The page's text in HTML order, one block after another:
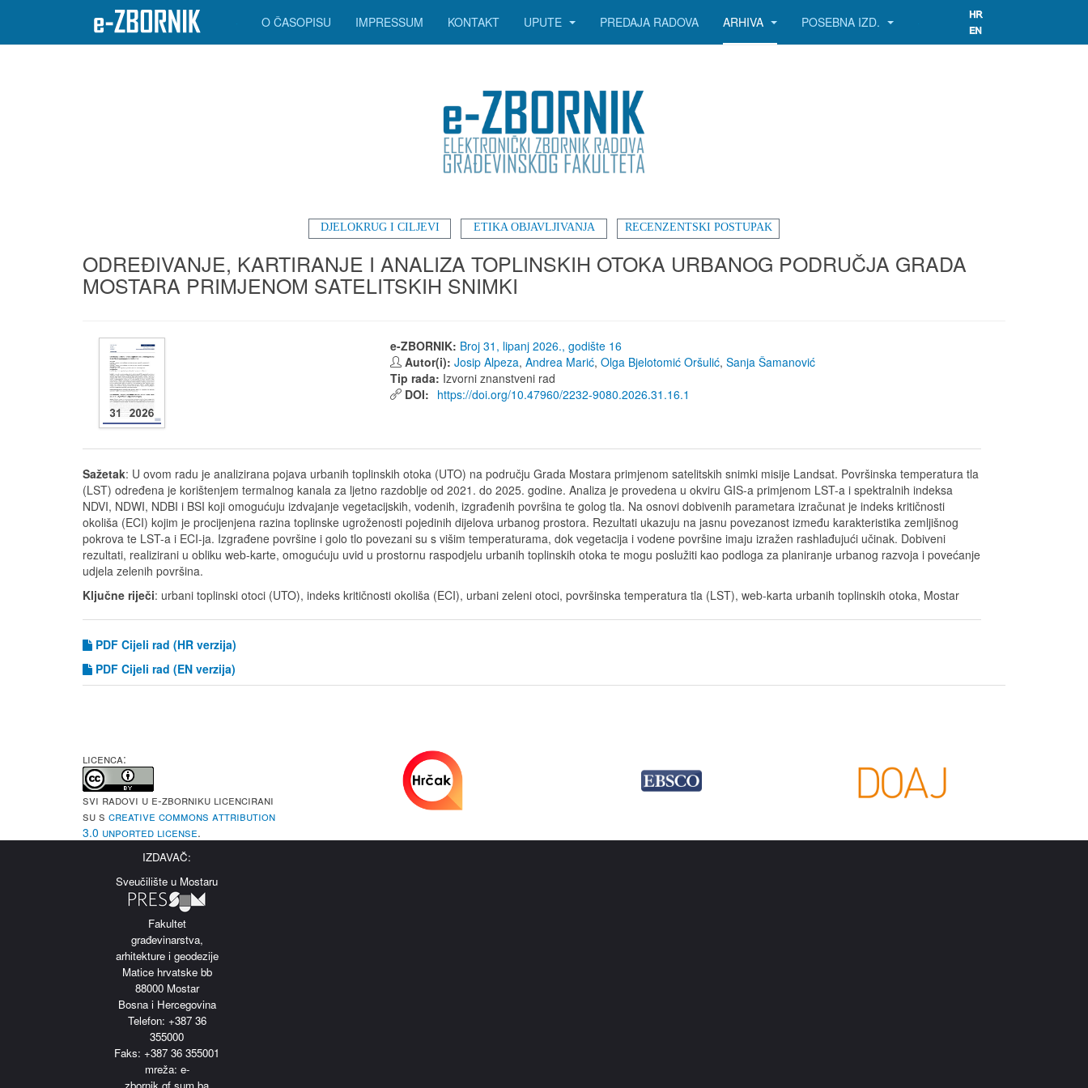
DJELOKRUG I CILJEVI ETIKA OBJAVLJIVANJA RECENZENTSKI POSTUPAK
O ČASOPISU IMPRESSUM KONTAKT UPUTE PREDAJA RADOVA ARHIVA POSEBNA IZD.
ODREĐIVANJE, KARTIRANJE I ANALIZA TOPLINSKIH OTOKA URBANOG PODRUČJA GRADA
MOSTARA PRIMJENOM SATELITSKIH SNIMKI
e-ZBORNIK: Broj 31, lipanj 2026., godište 16
Autor(i): Josip Alpeza, Andrea Marić, Olga Bjelotomić Oršulić, Sanja Šamanović
Tip rada: Izvorni znanstveni rad
DOI: https://doi.org/10.47960/2232-9080.2026.31.16.1
Sažetak: U ovom radu je analizirana pojava urbanih toplinskih otoka (UTO) na području Grada Mostara primjenom satelitskih snimki misije Landsat. Površinska temperatura tla
(LST) određena je korištenjem termalnog kanala za ljetno razdoblje od 2021. do 2025. godine. Analiza je provedena u okviru GIS-a primjenom LST-a i spektralnih indeksa
NDVI, NDWI, NDBI i BSI koji omogućuju izdvajanje vegetacijskih, vodenih, izgrađenih površina te golog tla. Na osnovi dobivenih parametara izračunat je indeks kritičnosti
okoliša (ECI) kojim je procijenjena razina toplinske ugroženosti pojedinih dijelova urbanog prostora. Rezultati ukazuju na jasnu povezanost između karakteristika zemljišnog
pokrova te LST-a i ECI-ja. Izgrađene površine i golo tlo povezani su s višim temperaturama, dok vegetacija i vodene površine imaju izražen rashlađujući učinak. Dobiveni
rezultati, realizirani u obliku web-karte, omogućuju uvid u prostornu raspodjelu urbanih toplinskih otoka te mogu poslužiti kao podloga za planiranje urbanog razvoja i povećanje
udjela zelenih površina.
Ključne riječi: urbani toplinski otoci (UTO), indeks kritičnosti okoliša (ECI), urbani zeleni otoci, površinska temperatura tla (LST), web-karta urbanih toplinskih otoka, Mostar
PDF Cijeli rad (HR verzija)
PDF Cijeli rad (EN verzija)
LICENCA:
Svi radovi u e-Zborniku licencirani
su s Creative Commons Attribution
3.0 Unported License.
IZDAVAČ:
Sveučilište u Mostaru
Fakultet
građevinarstva,
arhitekture i geodezije
Matice hrvatske bb
88000 Mostar
Bosna i Hercegovina
Telefon: +387 36
355000
Faks: +387 36 355001
mreža: e-